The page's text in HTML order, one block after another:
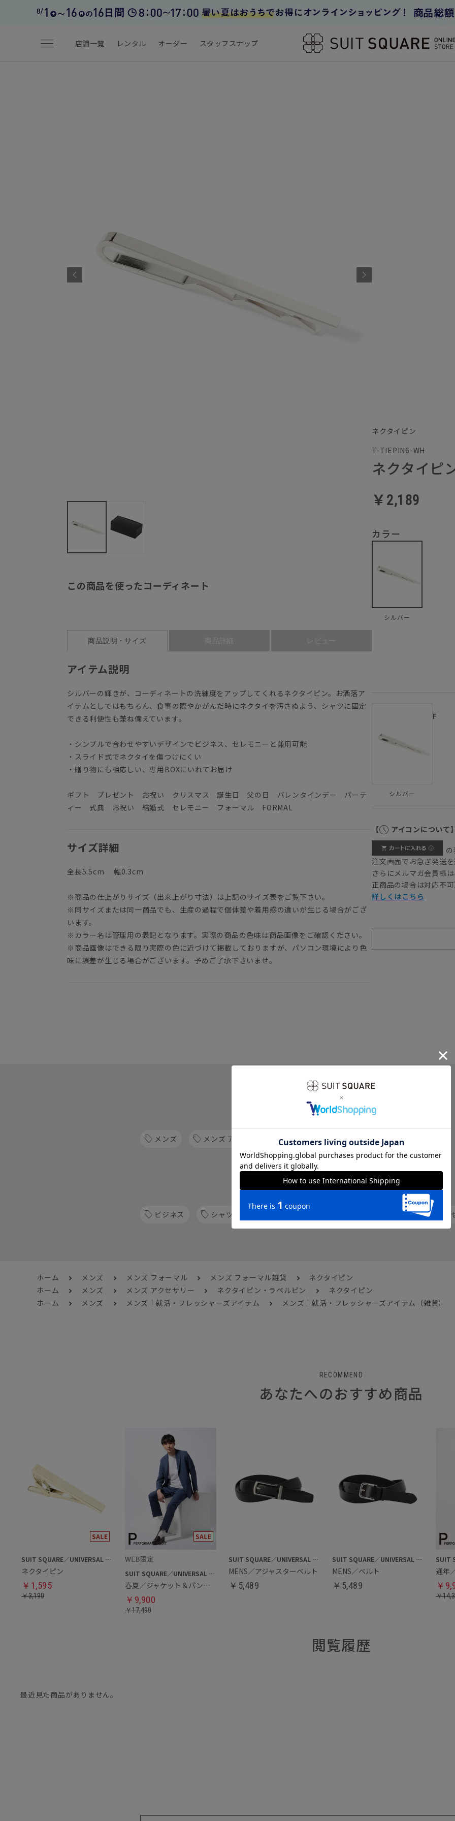
menu 店舗一覧 レンタル オーダー スタッフスナップ
この商品を使ったコーディネート
商品説明・サイズ 商品詳細 レビュー
アイテム説明
シルバーの輝きが、コーディネートの洗練度をアップしてくれるネクタイピン。お洒落ア
イテムとしてはもちろん、食事の際やかがんだ時にネクタイを汚さぬよう、シャツに固定
できる利便性も兼ね備えています。
・シンプルで合わせやすいデザインでビジネス、セレモニーと兼用可能
・スライド式でネクタイを傷つけにくい
・贈り物にも相応しい、専用BOXにいれてお届け
ギフト プレゼント お祝い クリスマス 誕生日 父の日 バレンタインデー パーテ
ィー 式典 お祝い 結婚式 セレモニー フォーマル FORMAL
サイズ詳細
全長5.5cm 幅0.3cm
※商品の仕上がりサイズ（出来上がり寸法）は上記のサイズ表をご覧下さい。
※同サイズまたは同一商品でも、生産の過程で個体差や着用感の違いが生じる場合がござ
います。
※カラー名は管理用の表記となります。実際の商品の色味は商品画像をご確認ください。
※商品画像はできる限り実際の色に近づけて掲載しておりますが、パソコン環境により色
味に誤差が生じる場合がございます。予めご了承下さいませ。
ネクタイピン
T-TIEPIN6-WH
ネクタイピ
￥2,189
カラー
シルバー
シルバー
F
【 アイコンについて
注文画面でお急ぎ発送
さらにメルマガ会員様
正商品の場合は対応不
詳しくはこちら
関連カテゴリから他の商品を探す
メンズ メンズ アクセサリー ネクタイピン・ラペルピン
人気のハッシュタグから探す
ビジネス シャツ ネクタイ 合
ホーム メンズ メンズ フォーマル メンズ フォーマル雑貨
ネクタイピン
ホーム
メンズ メンズ アクセサリー ネクタイピン・ラペルピン
ネクタイピン
ホーム
メンズ メンズ｜就活・フレッシャーズアイテム メンズ｜就活・フレッシャーズアイテム（雑貨）
RECOMMEND
あなたへのおすすめ商品
SUIT SQUARE／UNIVERSAL LANGUAGE
ネクタイピン
￥ 1,595
￥3,190
SUIT SQUARE／UNIVERSAL LANGUAGE
春夏／ジャケット＆パンツ＆Tシャツセットアップ
￥ 9,900
￥17,490
SUIT SQUARE／UNIVERSAL LANGUAGE
MENS／アジャスターベルト
￥ 5,489
SUIT SQUARE／UNIVERSAL LANGUAGE
MENS／ベルト
￥ 5,489 ￥
￥
閲覧履歴
最近見た商品がありません。